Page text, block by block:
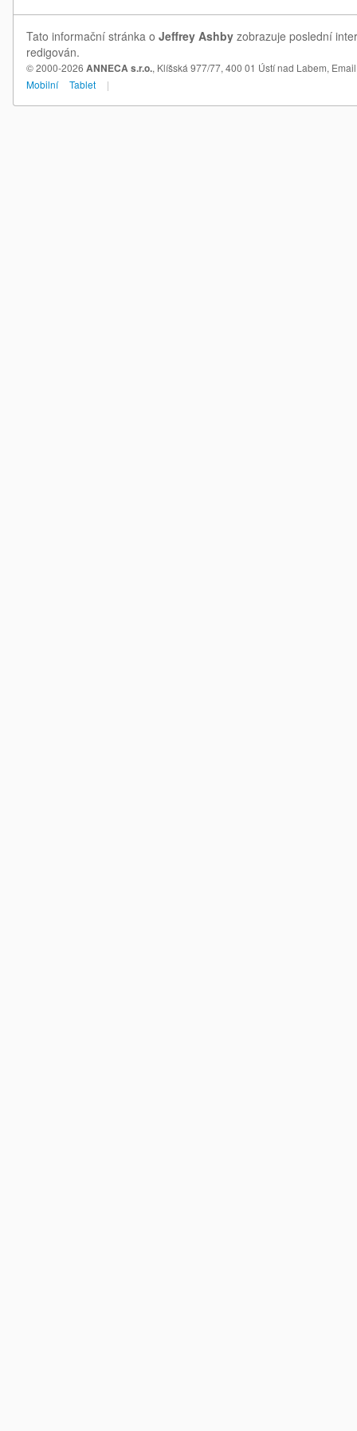
Tato informační stránka o Jeffrey Ashby zobrazuje poslední
redigován.
© 2000-2026 ANNECA s.r.o., Klíšská 977/77, 400 01 Ústí nad Labem,
Mobilní
Tablet |